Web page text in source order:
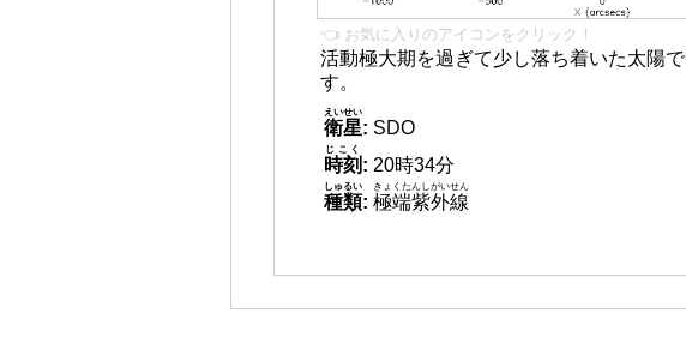
👈 お気に入りのアイコンをクリック！
活動極大期を過ぎて少し落ち着いた太陽で
す。
衛星
えいせい
: SDO
時刻
じこく
: 20時34分
種類
しゅるい
: 極端紫外線
きょくたんしがいせん